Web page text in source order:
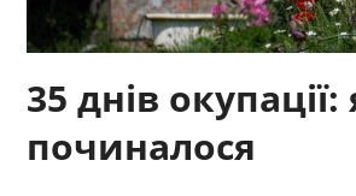
35 днів окупації:
починалося